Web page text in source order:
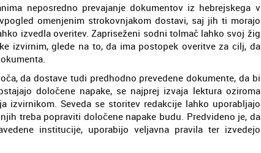
neposredno prevajanje dokumentov iz hebrejskega v
omenjenim strokovnjakom dostavi, saj jih ti morajo
izvedla overitev. Zapriseženi sodni tolmač lahko svoj žig
izvirnim, glede na to, da ima postopek overitve za cilj, da
da dostave tudi predhodno prevedene dokumente, da bi
določene napake, se najprej izvaja lektura oziroma
izvirnikom. Seveda se storitev redakcije lahko uporabljajo
treba popraviti določene napake budu. Predvideno je, da
institucije, uporabijo veljavna pravila ter izvedejo